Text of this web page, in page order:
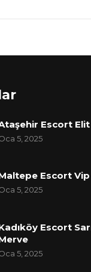
Escort
5, 2025
Escort
5, 2025
Escort
5, 2025